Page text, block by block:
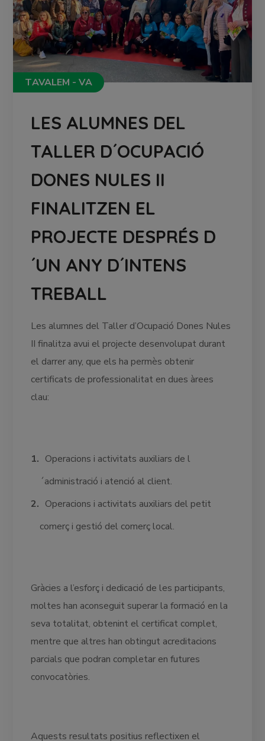
TAVALEM - VA
LES ALUMNES DEL
TALLER D´OCUPACIÓ
DONES NULES II
FINALITZEN EL
PROJECTE DESPRÉS D
´UN ANY D´INTENS
TREBALL
Les alumnes del Taller d’Ocupació Dones Nules
II finalitza avui el projecte desenvolupat durant
el darrer any, que els ha permès obtenir
certificats de professionalitat en dues àrees
clau:
Operacions i activitats auxiliars de l
´administració i atenció al client.
Operacions i activitats auxiliars del petit
comerç i gestió del comerç local.
Gràcies a l’esforç i dedicació de les participants,
moltes han aconseguit superar la formació en la
seva totalitat, obtenint el certificat complet,
mentre que altres han obtingut acreditacions
parcials que podran completar en futures
convocatòries.
Aquests resultats positius reflectixen el